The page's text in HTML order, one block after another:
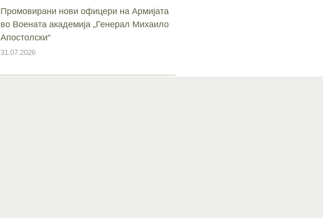
Промовирани нови офицери на Армијата
во Воената академија „Генерал Михаило
Апостолски“
31.07.2026